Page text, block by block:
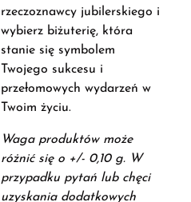
rzeczoznawcy jubilerskiego i
wybierz biżuterię, która
stanie się symbolem
Twojego sukcesu i
przełomowych wydarzeń w
Twoim życiu.
Waga produktów może
różnić się o +/- 0,10 g. W
przypadku pytań lub chęci
uzyskania dodatkowych